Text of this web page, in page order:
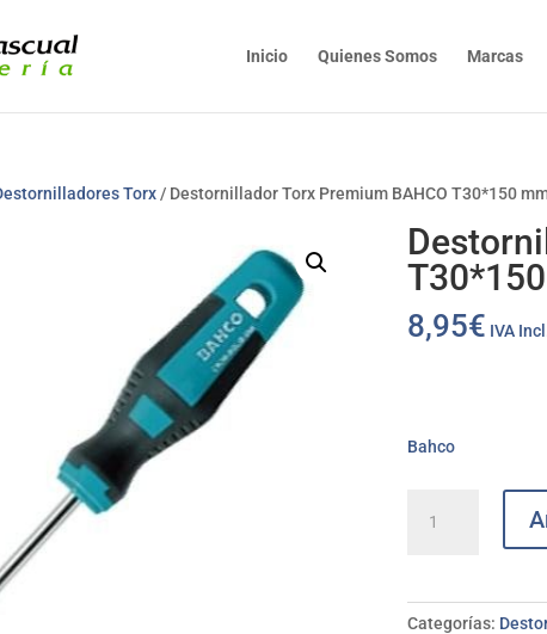
Inicio Quienes Somos Marcas
Torx / Destornillador Torx Premium BAHCO T30*150
8,95€ IVA
Bahco
Torx
Categorías: